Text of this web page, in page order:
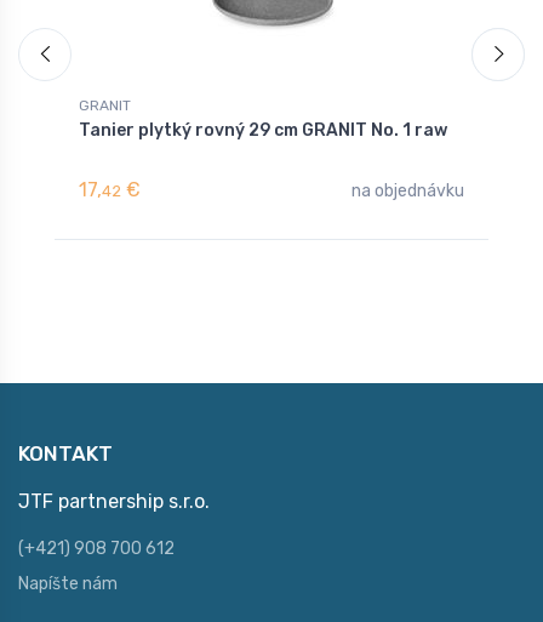
GRANIT
Tanier plytký rovný 29 cm GRANIT No. 1 raw
17,42 € na objednávku
KONTAKT
JTF partnership s.r.o.
(+421) 908 700 612
Napíšte nám